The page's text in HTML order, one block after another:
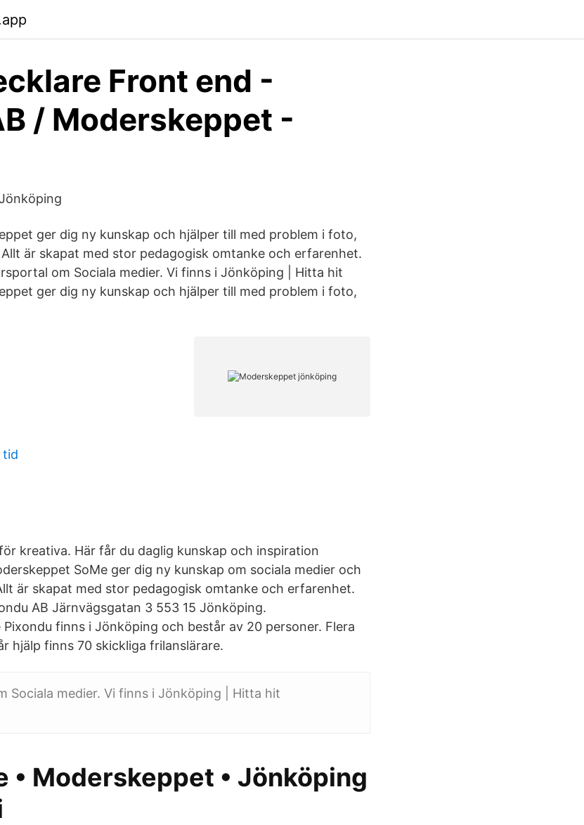
Front end -
/ Moderskeppet -
ger dig ny kunskap och hjälper till med problem i foto,
är skapat med stor pedagogisk omtanke och erfarenhet.
om Sociala medier. Vi finns i Jönköping | Hitta hit
ger dig ny kunskap och hjälper till med problem i foto,
tid
kreativa. Här får du daglig kunskap och inspiration
SoMe ger dig ny kunskap om sociala medier och
är skapat med stor pedagogisk omtanke och erfarenhet.
AB Järnvägsgatan 3 553 15 Jönköping.
Pixondu finns i Jönköping och består av 20 personer. Flera
hjälp finns 70 skickliga frilanslärare.
Sociala medier. Vi finns i Jönköping | Hitta hit
• Moderskeppet • Jönköping